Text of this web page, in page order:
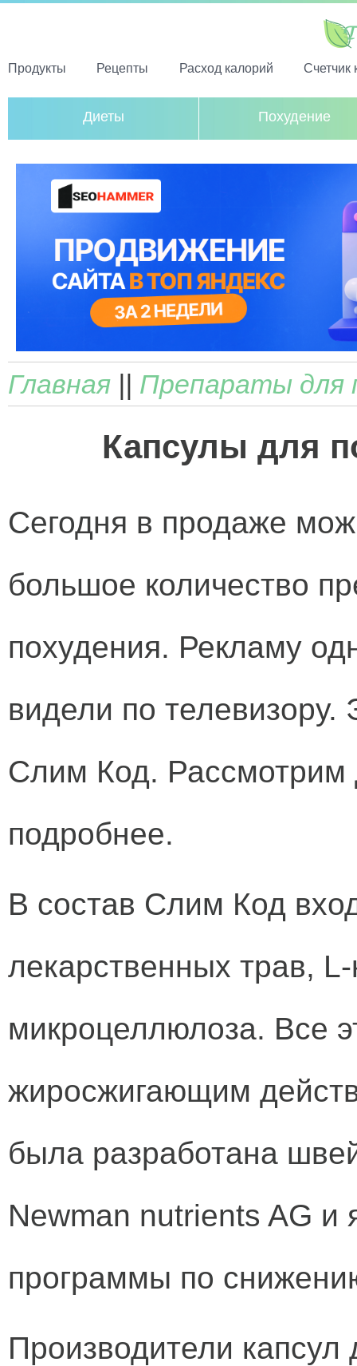
Продукты Рецепты Расход калорий Счетчик
Диеты Похудение
Главная || Препараты для
Капсулы для
Сегодня в продаже
большое количество
похудения. Рекламу
видели по
Слим Код. Рассмотрим
подробнее.
В состав Слим Код
лекарственных трав,
микроцеллюлоза. Все
жиросжигающим
была разработана
Newman nutrients AG и
программы по
Производители